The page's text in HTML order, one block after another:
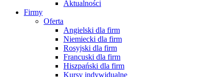
Aktualności
Firmy
Oferta
Angielski dla firm
Niemiecki dla firm
Rosyjski dla firm
Francuski dla firm
Hiszpański dla firm
Kursy indywidualne